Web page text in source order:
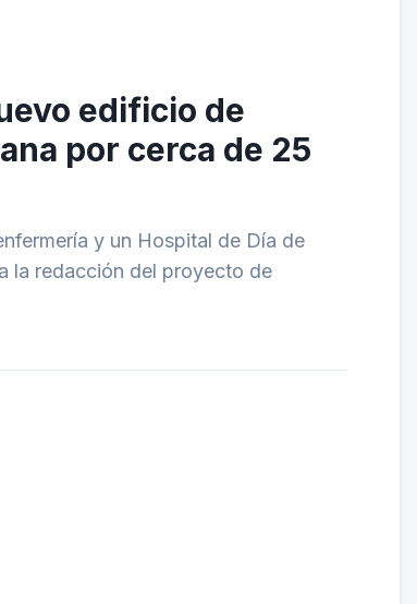
edificio de
por cerca de 25
y un Hospital de Día de
la redacción del proyecto de